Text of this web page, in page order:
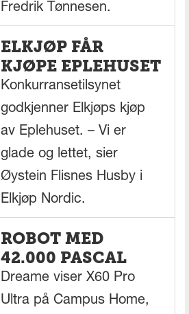
Fredrik Tønnesen.
ELKJØP FÅR
KJØPE EPLEHUSET
Konkurransetilsynet
godkjenner Elkjøps kjøp
av Eplehuset. – Vi er
glade og lettet, sier
Øystein Flisnes Husby i
Elkjøp Nordic.
ROBOT MED
42.000 PASCAL
Dreame viser X60 Pro
Ultra på Campus Home,